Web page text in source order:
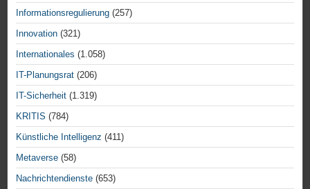
Informationsregulierung (257)
Innovation (321)
Internationales (1.058)
IT-Planungsrat (206)
IT-Sicherheit (1.319)
KRITIS (784)
Künstliche Intelligenz (411)
Metaverse (58)
Nachrichtendienste (653)